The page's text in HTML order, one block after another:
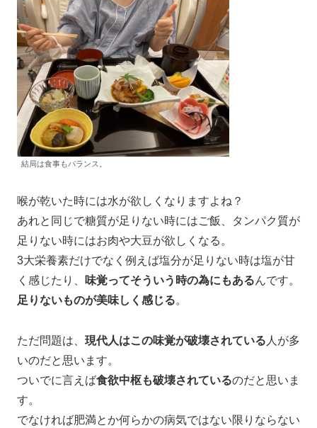
結局は食事もバランス。
喉が乾いた時には水が欲しくなりますよね？
あれと同じで糖質が足りない時にはご飯、タンパク質が
足りない時にはお肉や大豆が欲しくなる。
3大栄養素だけでなく例えば塩分が足りない時は塩が甘
く感じたり、
味覚ってそういう時の為にもあるんです。
足りないものが美味しく感じる。
ただ問題は、 現代人はこの味覚が破壊されている 人が多
いのだと思います。
ついでに言えば食欲中枢も破壊されているのだと思いま
す。
でなければ肥満とか何らかの病気ではない限りならない